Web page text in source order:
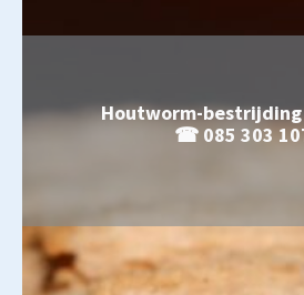
Houtworm-
☎ 085 303